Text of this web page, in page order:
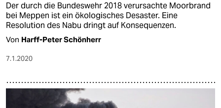
Der durch die Bundeswehr 2018 verursachte Moorbrand
bei Meppen ist ein ökologisches Desaster. Eine
Resolution des Nabu dringt auf Konsequenzen.
Von Harff-Peter Schönherr
7.1.2020